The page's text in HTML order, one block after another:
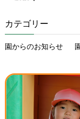
カテゴリー
園からのお知らせ